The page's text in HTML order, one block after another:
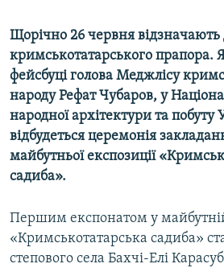
Щорічно 26 червня
кримськотатарського прапора.
фейсбуці голова Меджлісу
народу Рефат Чубаров, у
народної архітектури та
відбудеться церемонія
майбутньої експозиції
садиба».
Першим експонатом у
«Кримськотатарська садиба»
степового села Бахчі-Елі